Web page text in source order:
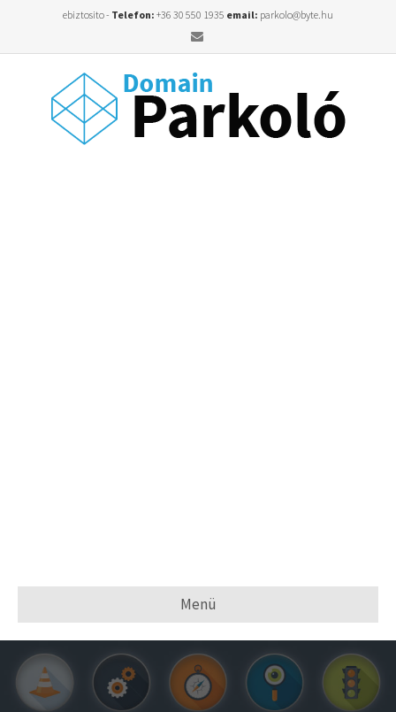
ebiztosito - Telefon: +36 30 550 1935 email: parkolo@byte.hu
Email
Menü